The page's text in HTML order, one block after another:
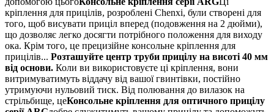
кріплення для прицілів, розроблені Chenxi, були створені для
того, щоб висувати приціл вперед (подовження на 2 дюйми),
що дозволяє легко досягти потрібного положення для виходу
ока. Крім того, це прецизійне консольне кріплення для
прицілів... Розташуйте центр труби прицілу на висоті 40 мм
від основи. Коли ви використовуєте ці кріплення, вони
витримуватимуть віддачу від вашої гвинтівки, постійно
утримуючи нульовий тиск. Від полювання до вилазок на
стрільбище, цеКонсольне кріплення для оптичного прицілу